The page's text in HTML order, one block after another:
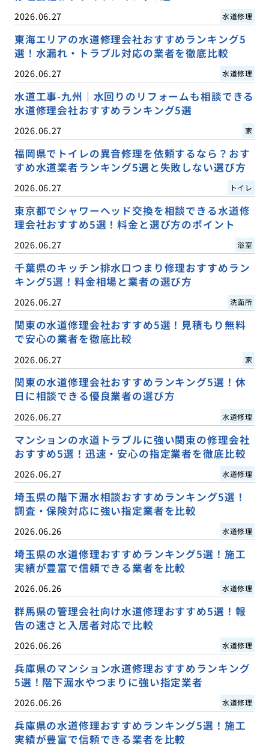
2026.06.27 水道修理
東海エリアの水道修理会社おすすめランキング5
選！水漏れ・トラブル対応の業者を徹底比較
2026.06.27 水道修理
水道工事-九州｜水回りのリフォームも相談できる
水道修理会社おすすめランキング5選
2026.06.27 家
福岡県でトイレの異音修理を依頼するなら？おす
すめ水道業者ランキング5選と失敗しない選び方
2026.06.27 トイレ
東京都でシャワーヘッド交換を相談できる水道修
理会社おすすめ5選！料金と選び方のポイント
2026.06.27 浴室
千葉県のキッチン排水口つまり修理おすすめラン
キング5選！料金相場と業者の選び方
2026.06.27 洗面所
関東の水道修理会社おすすめ5選！見積もり無料
で安心の業者を徹底比較
2026.06.27 家
関東の水道修理会社おすすめランキング5選！休
日に相談できる優良業者の選び方
2026.06.27 水道修理
マンションの水道トラブルに強い関東の修理会社
おすすめ5選！迅速・安心の指定業者を徹底比較
2026.06.27 水道修理
埼玉県の階下漏水相談おすすめランキング5選！
調査・保険対応に強い指定業者を比較
2026.06.26 水道修理
埼玉県の水道修理おすすめランキング5選！施工
実績が豊富で信頼できる業者を比較
2026.06.26 水道修理
群馬県の管理会社向け水道修理おすすめ5選！報
告の速さと入居者対応で比較
2026.06.26 水道修理
兵庫県のマンション水道修理おすすめランキング
5選！階下漏水やつまりに強い指定業者
2026.06.26 水道修理
兵庫県の水道修理おすすめランキング5選！施工
実績が豊富で信頼できる業者を比較